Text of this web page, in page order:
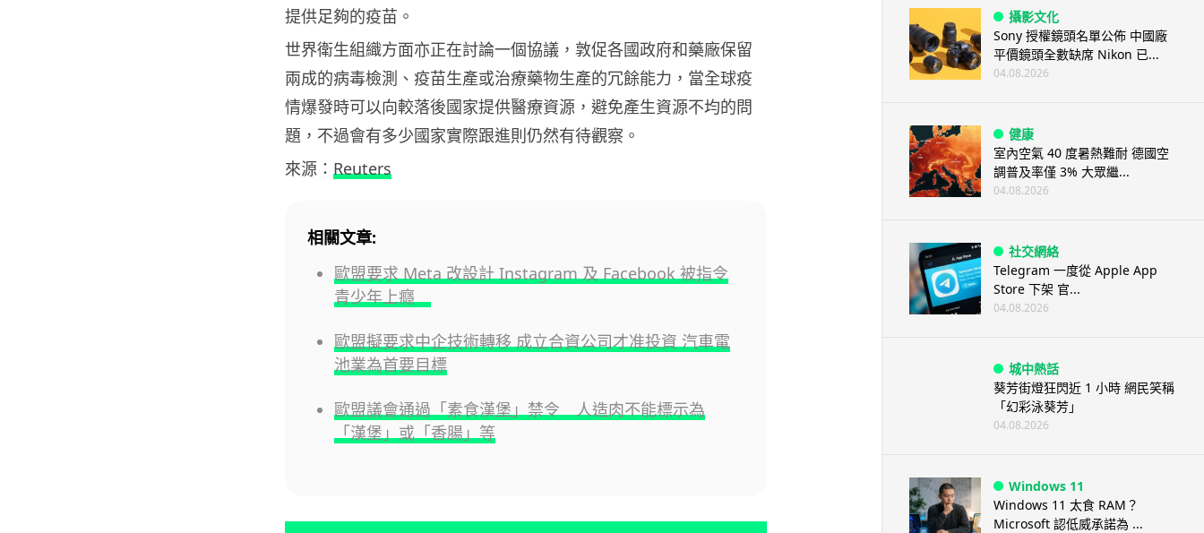
提供足夠的疫苗。
世界衛生組織方面亦正在討論一個協議，敦促各國政府和藥廠保留
兩成的病毒檢測、疫苗生產或治療藥物生產的冗餘能力，當全球疫
情爆發時可以向較落後國家提供醫療資源，避免產生資源不均的問
題，不過會有多少國家實際跟進則仍然有待觀察。
來源： Reuters
相關文章:
歐盟要求 Meta 改設計 Instagram 及 Facebook 被指令
青少年上癮
歐盟擬要求中企技術轉移 成立合資公司才准投資 汽車電
池業為首要目標
歐盟議會通過「素食漢堡」禁令 人造肉不能標示為
「漢堡」或「香腸」等
攝影文化
Sony 授權鏡頭名單公佈 中國廠
平價鏡頭全數缺席 Nikon 已...
04.08.2026
健康
室內空氣 40 度暑熱難耐 德國空
調普及率僅 3% 大眾繼...
04.08.2026
社交網絡
Telegram 一度從 Apple App
Store 下架 官...
04.08.2026
城中熱話
葵芳街燈狂閃近 1 小時 網民笑稱
「幻彩泳葵芳」
04.08.2026
Windows 11
Windows 11 太食 RAM？
Microsoft 認低威承諾為 ...